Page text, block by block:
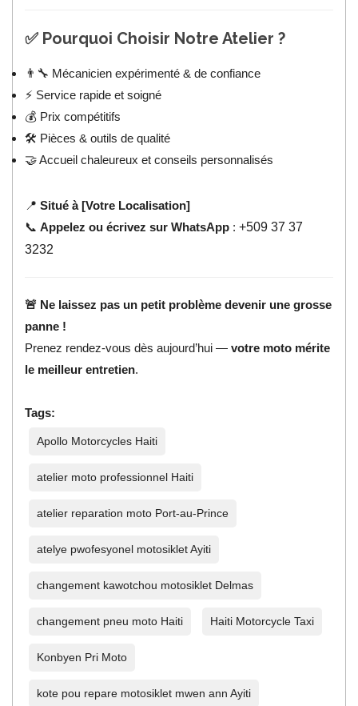
✅ Pourquoi Choisir Notre Atelier ?
👨‍🔧 Mécanicien expérimenté & de confiance
⚡ Service rapide et soigné
💰 Prix compétitifs
🛠️ Pièces & outils de qualité
🤝 Accueil chaleureux et conseils personnalisés
📍Situé à [Votre Localisation]
📞Appelez ou écrivez sur WhatsApp :+509 37 37
3232
🚨 Ne laissez pas un petit problème devenir une grosse
panne !
Prenez rendez-vous dès aujourd’hui —votre moto mérite
le meilleur entretien.
Tags:
Apollo Motorcycles Haiti
atelier moto professionnel Haiti
atelier reparation moto Port-au-Prince
atelye pwofesyonel motosiklet Ayiti
changement kawotchou motosiklet Delmas
changement pneu moto Haiti Haiti Motorcycle Taxi
Konbyen Pri Moto
kote pou repare motosiklet mwen ann Ayiti